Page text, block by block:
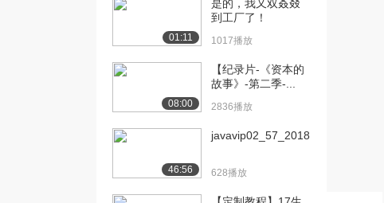
01:11
是的，我又双叒叕
到工厂了！
1017播放
08:00
【纪录片-《资本的
故事》-第二季-...
2836播放
46:56
javavip02_57_2018...
628播放